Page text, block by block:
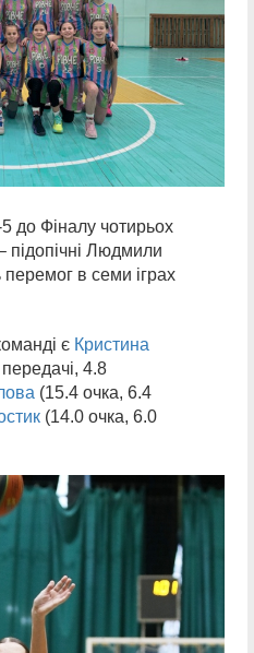
Фіналу чотирьох
підопічні Людмили
перемог в семи іграх
є Кристина
4.8
(15.4 очка, 6.4
(14.0 очка, 6.0